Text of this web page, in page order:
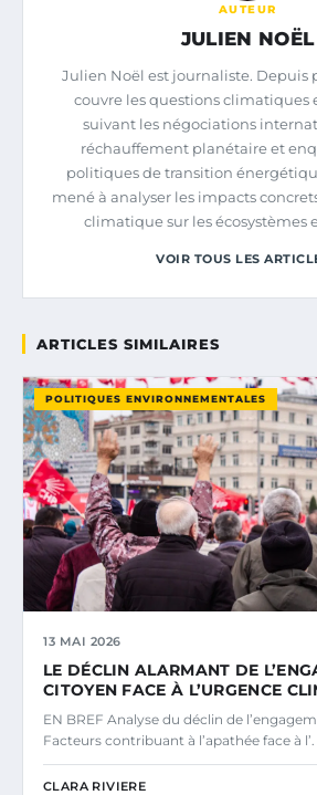
AUTEUR
JULIEN NOËL
Julien Noël est journaliste. Depuis
couvre les questions climatiques
suivant les négociations
réchauffement planétaire et
politiques de transition
mené à analyser les impacts
climatique sur les écosystèmes
VOIR TOUS LES
ARTICLES SIMILAIRES
POLITIQUES ENVIRONNEMENTALES
13 MAI 2026
LE DÉCLIN ALARMANT DE
CITOYEN FACE À L’URGENCE
EN BREF Analyse du déclin de
Facteurs contribuant à l’apathée face à l’.
CLARA RIVIERE